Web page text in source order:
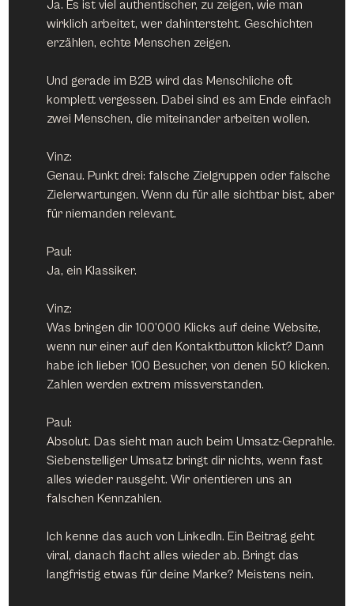
Ja. Es ist viel authentischer, zu zeigen, wie man
wirklich arbeitet, wer dahintersteht. Geschichten
erzählen, echte Menschen zeigen.
Und gerade im B2B wird das Menschliche oft
komplett vergessen. Dabei sind es am Ende einfach
zwei Menschen, die miteinander arbeiten wollen.
Vinz:
Genau. Punkt drei: falsche Zielgruppen oder falsche
Zielerwartungen. Wenn du für alle sichtbar bist, aber
für niemanden relevant.
Paul:
Ja, ein Klassiker.
Vinz:
Was bringen dir 100’000 Klicks auf deine Website,
wenn nur einer auf den Kontaktbutton klickt? Dann
habe ich lieber 100 Besucher, von denen 50 klicken.
Zahlen werden extrem missverstanden.
Paul:
Absolut. Das sieht man auch beim Umsatz-Geprahle.
Siebenstelliger Umsatz bringt dir nichts, wenn fast
alles wieder rausgeht. Wir orientieren uns an
falschen Kennzahlen.
Ich kenne das auch von LinkedIn. Ein Beitrag geht
viral, danach flacht alles wieder ab. Bringt das
langfristig etwas für deine Marke? Meistens nein.